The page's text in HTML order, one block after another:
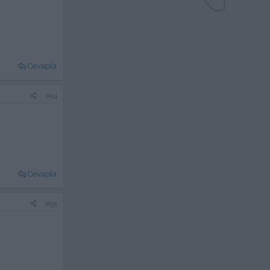
Cevapla
#54
Cevapla
#55